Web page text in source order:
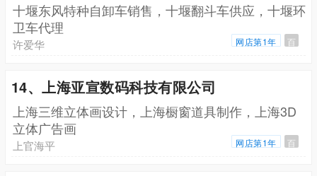
十堰东风特种自卸车销售，十堰翻斗车供应，十堰环
卫车代理
许爱华 网店第1年 百
14、上海亚宣数码科技有限公司
上海三维立体画设计，上海橱窗道具制作，上海3D
立体广告画
上官海平 网店第1年 百